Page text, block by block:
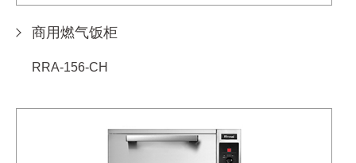
商用燃气饭柜
RRA-156-CH